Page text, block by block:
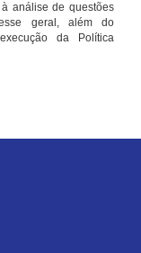
análise de questões
geral, além do
da Política